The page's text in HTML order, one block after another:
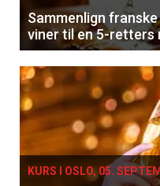
Sammenlign
viner til en 5-retters
KURS I OSLO, 05.